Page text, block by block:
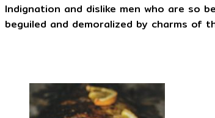
Indignation and dislike men who are so
beguiled and demoralized by charms of